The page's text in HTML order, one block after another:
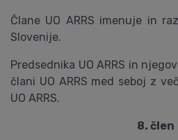
Člane UO ARRS imenuje in
Slovenije.
Predsednika UO ARRS in
člani UO ARRS med seboj z
UO ARRS.
8. člen